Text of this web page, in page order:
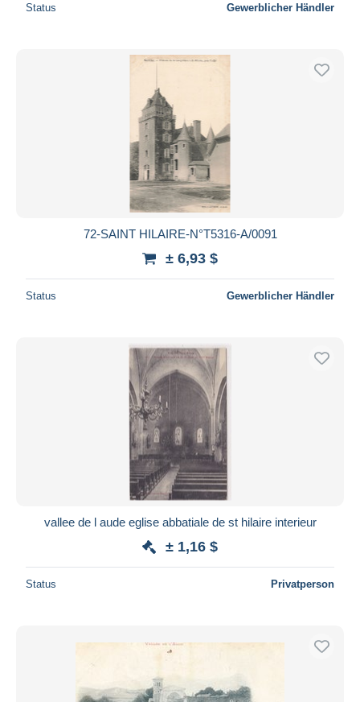
Status Gewerblicher Händler
72-SAINT HILAIRE-N°T5316-A/0091
± 6,93 $
Status Gewerblicher Händler
vallee de l aude eglise abbatiale de st hilaire interieur
± 1,16 $
Status Privatperson